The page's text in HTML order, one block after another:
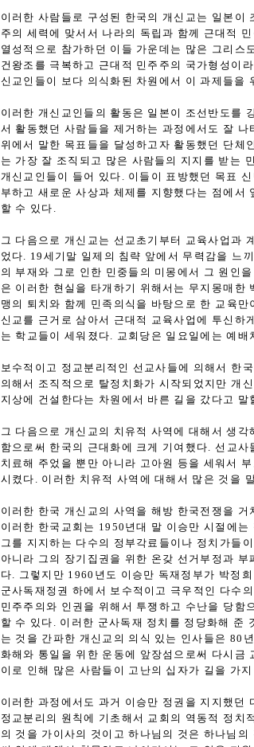
이러한 사람들로 구성된 한국의 개신교는 일본이
주의 세력에 맞서서 나라의 독립과 함께 근대적
열성적으로 참가하던 이들 가운데는 많은 그리스
건왕조를 극복하고 근대적 민주주의 국가형성이
신교인들이 보다 의식화된 차원에서 이 과제들을
이러한 개신교인들의 활동은 일본이 조선반도를
서 활동했던 사람들을 제거하는 과정에서도 잘
위에서 말한 목표들을 달성하고자 활동했던 단
는 가장 잘 조직되고 많은 사람들의 지지를 받는
개신교인들이 들어 있다. 이들이 표방했던 목표
부하고 새로운 사상과 체제를 지향했다는 점에서
할 수 있다.
그 다음으로 개신교는 선교초기부터 교육사업과
었다. 19세기말 일제의 침략 앞에서 무력감을 느
의 부재와 그로 인한 민중들의 미몽에서 그 원인
은 이러한 현실을 타개하기 위해서는 무지몽매한
맹의 퇴치와 함께 민족의식을 바탕으로 한 교육
신교를 근거로 삼아서 근대적 교육사업에 투신하
는 학교들이 세워졌다. 교회당은 일요일에는 예
보수적이고 정교분리적인 선교사들에 의해서 한
의해서 조직적으로 탈정치화가 시작되었지만 개
지상에 건설한다는 차원에서 바른 길을 갔다고 말
그 다음으로 개신교의 치유적 사역에 대해서 생
함으로써 한국의 근대화에 크게 기여했다. 선교
치료해 주었을 뿐만 아니라 고아원 등을 세워서
시켰다. 이러한 치유적 사역에 대해서 많은 것을
이러한 한국 개신교의 사역을 해방 한국전쟁을
이러한 한국교회는 1950년대 말 이승만 시절에
그를 지지하는 다수의 정부각료들이나 정치가들
아니라 그의 장기집권을 위한 온갖 선거부정과
다. 그렇지만 1960년도 이승만 독재정부가 박정
군사독재정권 하에서 보수적이고 극우적인 다수
민주주의와 인권을 위해서 투쟁하고 수난을 당함
할 수 있다. 이러한 군사독재 정치를 정당화해 준
는 것을 간파한 개신교의 의식 있는 인사들은 80
화해와 통일을 위한 운동에 앞장섬으로써 다시금
이로 인해 많은 사람들이 고난의 십자가 길을 가
이러한 과정에서도 과거 이승만 정권을 지지했던
정교분리의 원칙에 기초해서 교회의 역동적 정치
의 것을 가이사의 것이고 하나님의 것은 하나님